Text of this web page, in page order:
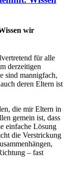
wir
für alle
derzeitigen
sind mannigfach,
deren Eltern ist
die mir Eltern in
gemein ist, dass
einfache Lösung
die Verstrickung
– fast